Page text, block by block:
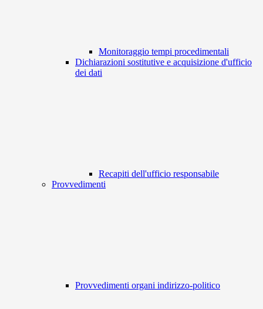
Monitoraggio tempi procedimentali
Dichiarazioni sostitutive e acquisizione d'ufficio
dei dati
Recapiti dell'ufficio responsabile
Provvedimenti
Provvedimenti organi indirizzo-politico